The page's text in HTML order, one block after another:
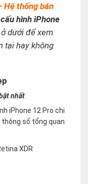
Hệ thống bán
cấu hình iPhone
dưới để xem
tại hay không
nhất
iPhone 12 Pro chi
số tổng quan
XDR